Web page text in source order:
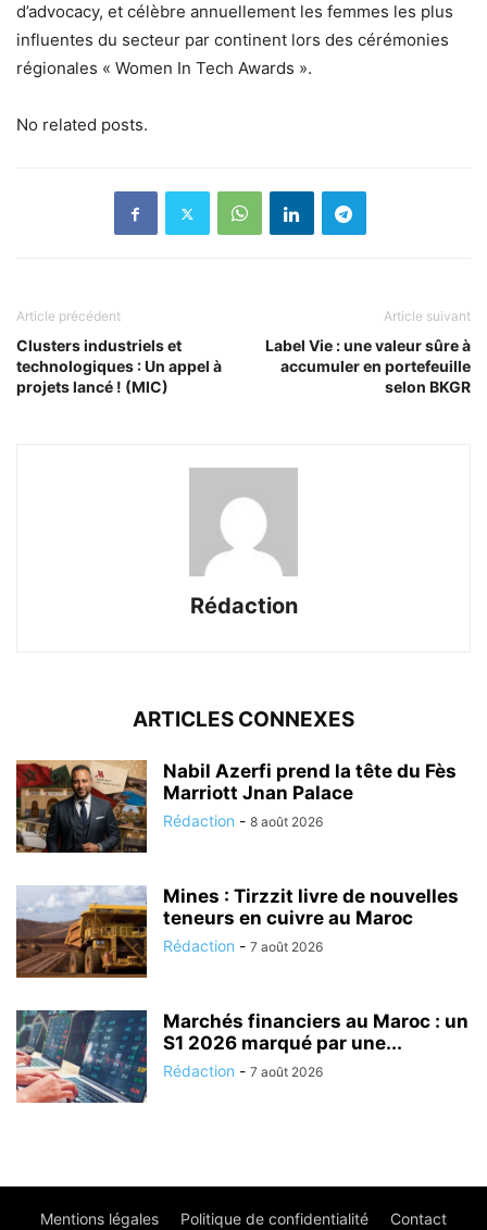
d’advocacy, et célèbre annuellement les femmes les plus
influentes du secteur par continent lors des cérémonies
régionales « Women In Tech Awards ».
No related posts.
Article précédent
Clusters industriels et
technologiques : Un appel à
projets lancé ! (MIC)
Article suivant
Label Vie : une valeur sûre à
accumuler en portefeuille
selon BKGR
Rédaction
ARTICLES CONNEXES
Nabil Azerfi prend la tête du Fès
Marriott Jnan Palace
Rédaction - 8 août 2026
Mines : Tirzzit livre de nouvelles
teneurs en cuivre au Maroc
Rédaction - 7 août 2026
Marchés financiers au Maroc : un
S1 2026 marqué par une...
Rédaction - 7 août 2026
Mentions légales Politique de confidentialité Contact